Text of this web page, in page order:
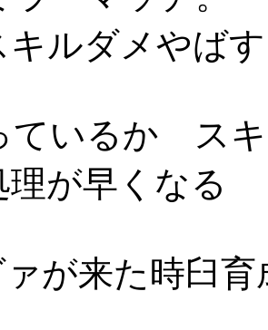
キルダメやば
ているか ス
理が早くなる
ァが来た時臼